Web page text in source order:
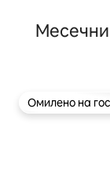
Омилено на
Омилено на